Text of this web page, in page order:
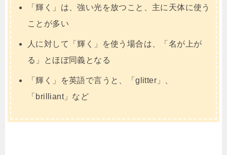
「輝く」は、強い光を放つこと、主に天体に使う
ことが多い
人に対して「輝く」を使う場合は、「名が上が
る」とほぼ同義となる
「輝く」を英語で言うと、「glitter」、
「brilliant」など